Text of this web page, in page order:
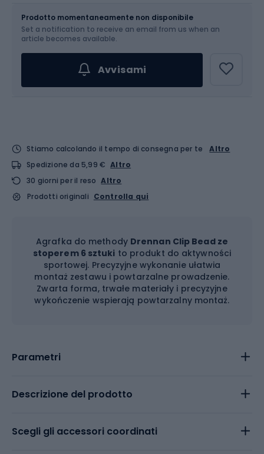
Prodotto momentaneamente non disponibile
Set a notification to receive an email from us when an
article becomes available.
Avvisami
Stiamo calcolando il tempo di consegna per te
Altro
Spedizione da 5,99 € Altro
30 giorni per il reso Altro
Prodotti originali Controlla qui
Agrafka do methody Drennan Clip Bead ze
stoperem 6 sztuki to produkt do aktywności
sportowej. Precyzyjne wykonanie ułatwia
montaż zestawu i powtarzalne prowadzenie.
Zwarta forma, trwałe materiały i precyzyjne
wykończenie wspierają powtarzalny montaż.
Parametri
Descrizione del prodotto
Scegli gli accessori coordinati